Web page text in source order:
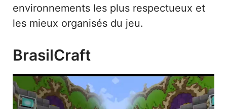
environnements les plus respectueux et
les mieux organisés du jeu.
BrasilCraft